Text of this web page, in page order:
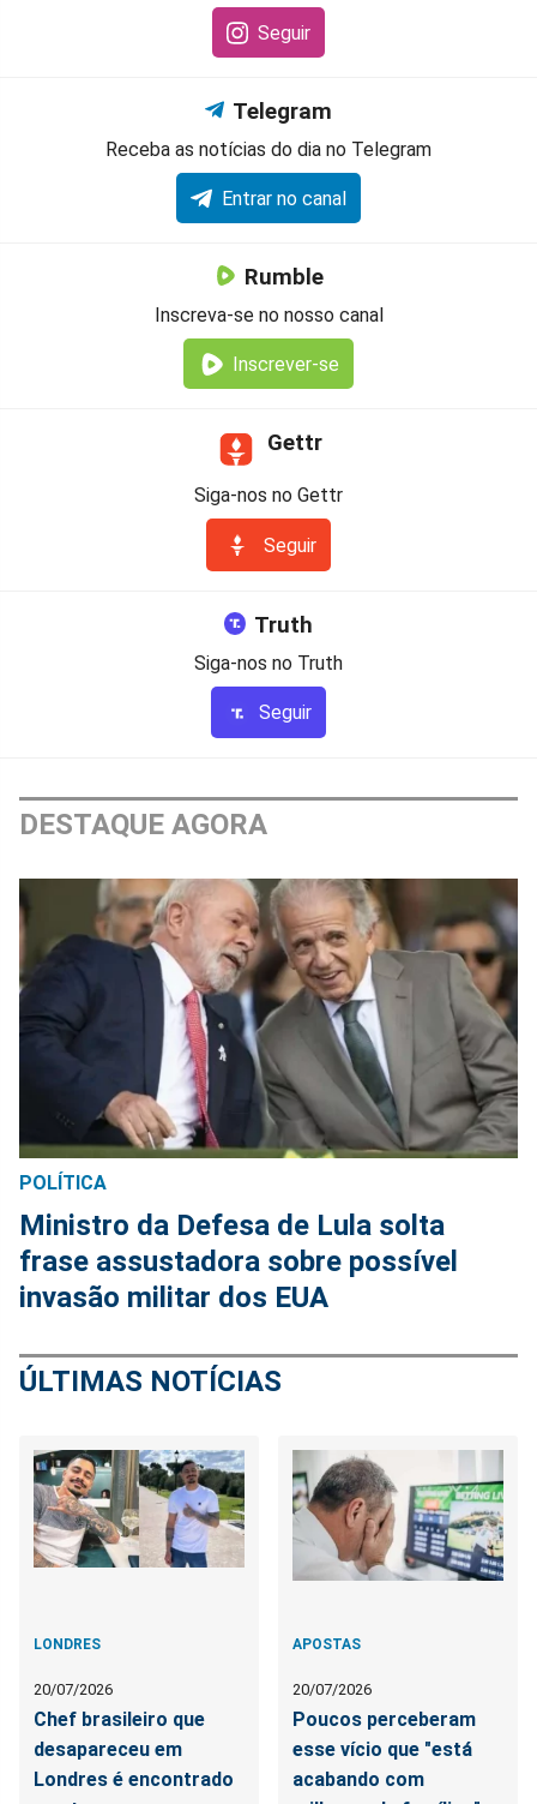
Seguir
Telegram
Receba as notícias do dia no Telegram
Entrar no canal
Rumble
Inscreva-se no nosso canal
Inscrever-se
Gettr
Siga-nos no Gettr
Seguir
Truth
Siga-nos no Truth
Seguir
DESTAQUE AGORA
POLÍTICA
Ministro da Defesa de Lula solta
frase assustadora sobre possível
invasão militar dos EUA
ÚLTIMAS NOTÍCIAS
LONDRES
20/07/2026
Chef brasileiro que
desapareceu em
Londres é encontrado
APOSTAS
20/07/2026
Poucos perceberam
esse vício que "está
acabando com